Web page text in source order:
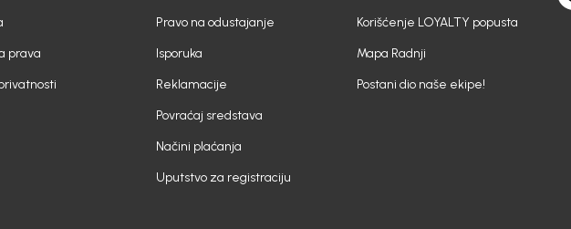
prava
Pravo na odustajanje
Isporuka
Reklamacije
Povraćaj sredstava
Načini plaćanja
Uputstvo za registraciju
Korišćenje LOYALTY popusta
Mapa Radnji
Postani dio naše ekipe!